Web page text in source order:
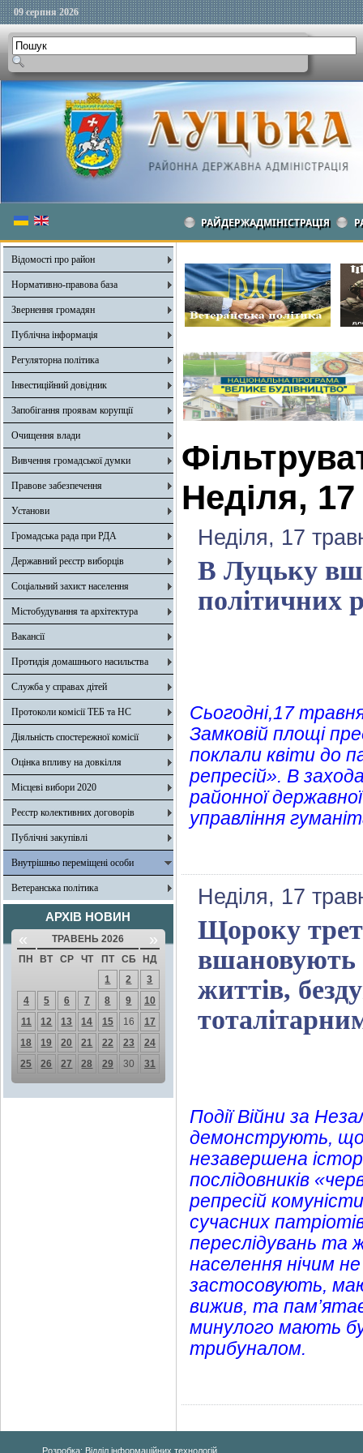
09 серпня 2026
РАЙДЕРЖАДМІНІСТРАЦІЯ
Відомості про район
Нормативно-правова база
Звернення громадян
Публічна інформація
Регуляторна політика
Інвестиційний довідник
Запобігання проявам корупції
Очищення влади
Вивчення громадської думки
Правове забезпечення
Установи
Громадська рада при РДА
Державний реєстр виборців
Соціальний захист населення
Містобудування та архітектура
Вакансії
Протидія домашнього насильства
Служба у справах дітей
Протоколи комісії ТЕБ та НС
Діяльність спостережної комісії
Оцінка впливу на довкілля
Місцеві вибори 2020
Реєстр колективних договорів
Публічні закупівлі
Внутрішньо переміщені особи
Ветеранська політика
АРХІВ НОВИН
« ТРАВЕНЬ 2026 »
ПН ВТ СР ЧТ ПТ СБ
НД
1
2
3
4
5 6 7 8 9
10
11
12 13 14 15 16
17
18
19 20 21 22 23
24
25
26 27 28 29 30 31
Неділя,
Неділя, 17
В Луцьку
політичних
Сьогодні,17
Замковій площі
поклали квіти до
репресій». В
районної
управління
Неділя, 17
Щороку
вшановують
життів,
Події Війни за
демонструють, що
незавершена
послідовників
репресій
сучасних
переслідувань та
населення нічим
застосовують,
вижив, та
минулого мають
трибуналом.
Розробка: Відділ інформаційних технологій